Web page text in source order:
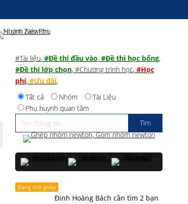
#Tài liệu, #Đề thi đầu vào, #Đề thi học bổng,
#Đề thi lớp chọn, #Chương trình học, #Học
phí, #Ưu đãi,
Tất cả
Nhóm
Tài Liệu
Phụ huynh quan tâm
Đang chờ ghép
Đinh Hoàng Bách cần tìm 2 bạn